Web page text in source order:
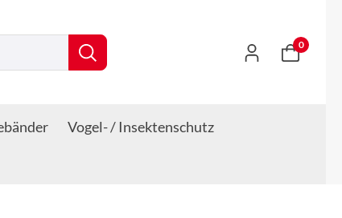
0
Vogel- / Insektenschutz